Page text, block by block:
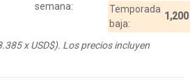
semana:
Temporada
baja:
1,200
x USD$). Los precios incluyen